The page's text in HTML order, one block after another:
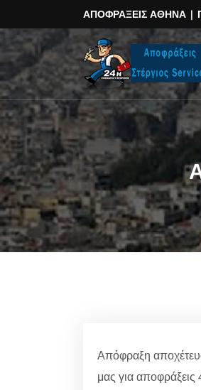
ΑΠΟΦΡΑΞΕΙΣ ΑΘΗΝΑ |
Απόφραξη
μας για αποφράξεις